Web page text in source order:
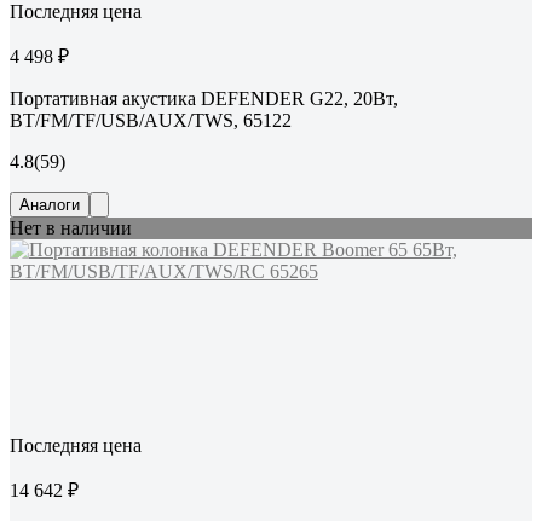
Последняя цена
4 498 ₽
Портативная акустика DEFENDER G22, 20Вт,
BT/FM/TF/USB/AUX/TWS, 65122
4.8(59)
Аналоги
Нет в наличии
Последняя цена
14 642 ₽